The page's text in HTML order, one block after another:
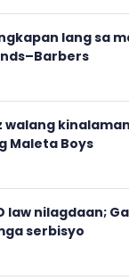
lang sa
walang
Maleta Boys
law nilagdaan;
serbisyo